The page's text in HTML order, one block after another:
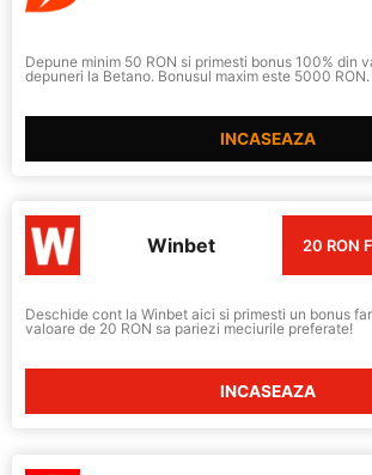
Depune minim 50 RON si primesti bonus 100% din
depuneri la Betano. Bonusul maxim este 5000 RON.
INCASEAZA
Winbet 20 RON
Deschide cont la Winbet aici si primesti un bonus
valoare de 20 RON sa pariezi meciurile preferate!
INCASEAZA